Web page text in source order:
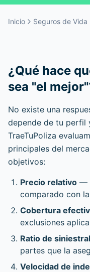
Inicio Seguros de Vida
¿Qué hace
sea "el
No existe una
depende de tu perfil
TraeTuPoliza
principales del
objetivos:
Precio relativo —
comparado con
Cobertura
exclusiones aplica
Ratio de
partes que la
Velocidad de